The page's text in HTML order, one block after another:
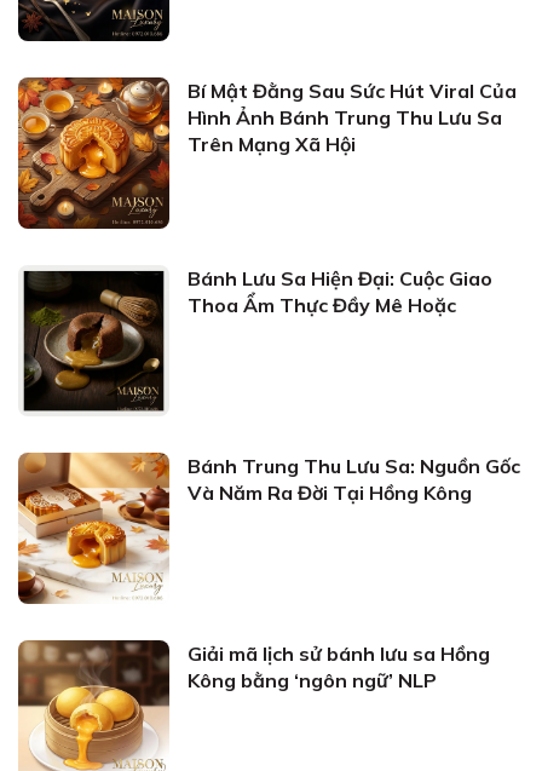
Bí Mật Đằng Sau Sức Hút Viral Của
Hình Ảnh Bánh Trung Thu Lưu Sa
Trên Mạng Xã Hội
Bánh Lưu Sa Hiện Đại: Cuộc Giao
Thoa Ẩm Thực Đầy Mê Hoặc
Bánh Trung Thu Lưu Sa: Nguồn Gốc
Và Năm Ra Đời Tại Hồng Kông
Giải mã lịch sử bánh lưu sa Hồng
Kông bằng ‘ngôn ngữ’ NLP